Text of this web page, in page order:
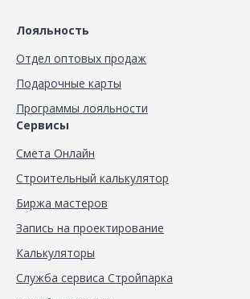
Лояльность
Отдел оптовых продаж
Подарочные карты
Программы лояльности
Сервисы
Смета Онлайн
Строительный калькулятор
Биржа мастеров
Запись на проектирование
Калькуляторы
Служба сервиса Стройпарка